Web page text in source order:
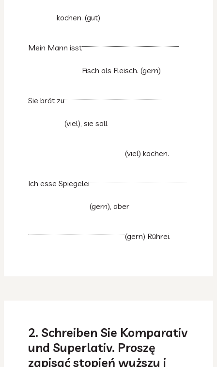
kochen. (gut)
Mein Mann isst
Fisch als Fleisch. (gern)
Sie brät zu
(viel), sie soll
(viel) kochen.
Ich esse Spiegelei
(gern), aber
(gern) Rührei.
2. Schreiben Sie Komparativ
und Superlativ. Proszę
zapisać stopień wyższy i